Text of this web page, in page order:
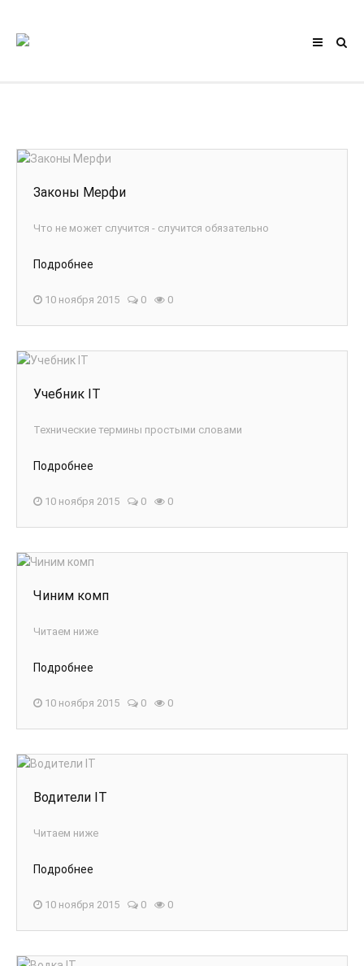
КОНТАКТЫ
Законы Мерфи
Что не может случится - случится обязательно
Подробнее
10 ноября 2015 0 0
Учебник IT
Технические термины простыми словами
Подробнее
10 ноября 2015 0 0
Чиним комп
Читаем ниже
Подробнее
10 ноября 2015 0 0
Водители IT
Читаем ниже
Подробнее
10 ноября 2015 0 0